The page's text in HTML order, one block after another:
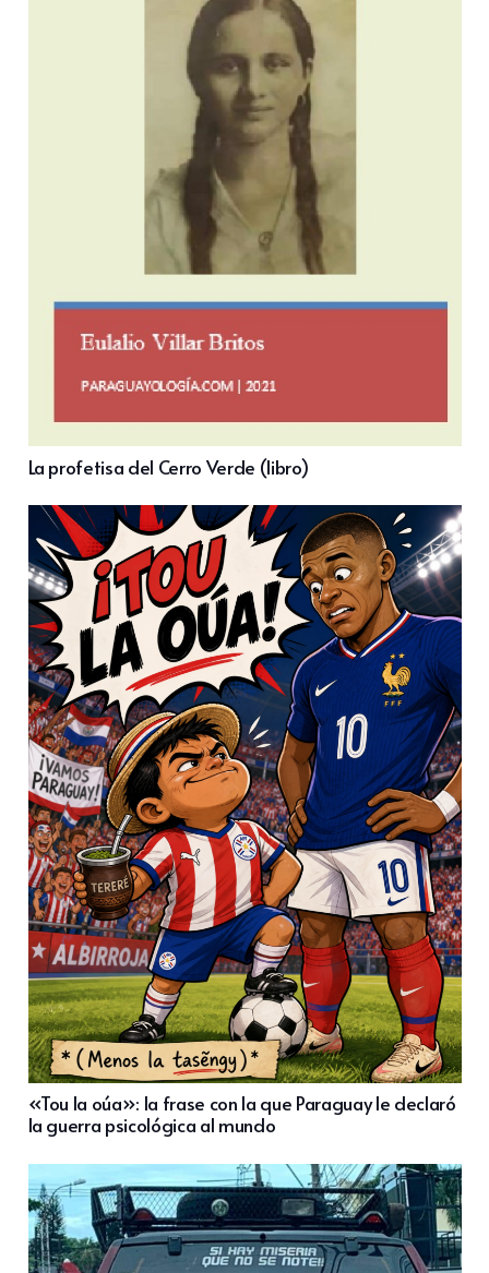
La profetisa del Cerro Verde (libro)
«Tou la oúa»: la frase con la que Paraguay le declaró
la guerra psicológica al mundo